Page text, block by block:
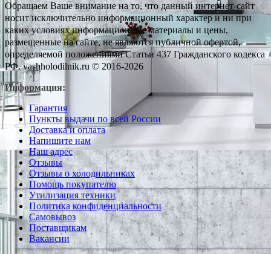
Обращаем Ваше внимание на то, что данный интернет-сайт
носит исключительно информационный характер и ни при
каких условиях информационные материалы и цены,
размещенные на сайте, не являются публичной офертой,
определяемой положениями Статьи 437 Гражданского кодекса
РФ. vashholodilnik.ru © 2016-2026
Информация:
Гарантия
Пункты выдачи по всей России
Доставка и оплата
Напишите нам
Наш адрес
Отзывы
Отзывы о холодильниках
Помощь покупателю
Утилизация техники
Политика конфиденциальности
Самовывоз
Поставщикам
Вакансии